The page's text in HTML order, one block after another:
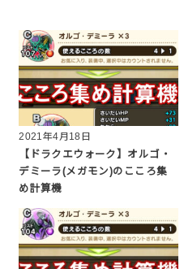
2021年4月18日
【ドラクエウォーク】オルゴ・
デミーラ(メガモン)のこころ集
め計算機